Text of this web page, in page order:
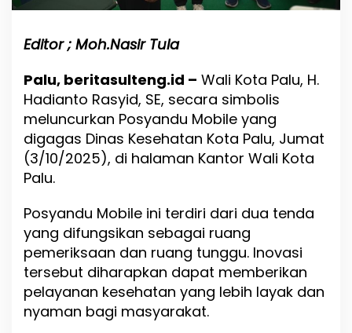
s
a
d
u
M
o
b
i
l
P
e
r
t
a
m
a
d
Editor ; Moh.Nasir Tula
Palu, beritasulteng.id – Wali Kota Palu, H.
Hadianto Rasyid, SE, secara simbolis
meluncurkan Posyandu Mobile yang
digagas Dinas Kesehatan Kota Palu, Jumat
(3/10/2025), di halaman Kantor Wali Kota
Palu.
Posyandu Mobile ini terdiri dari dua tenda
yang difungsikan sebagai ruang
pemeriksaan dan ruang tunggu. Inovasi
tersebut diharapkan dapat memberikan
pelayanan kesehatan yang lebih layak dan
nyaman bagi masyarakat.